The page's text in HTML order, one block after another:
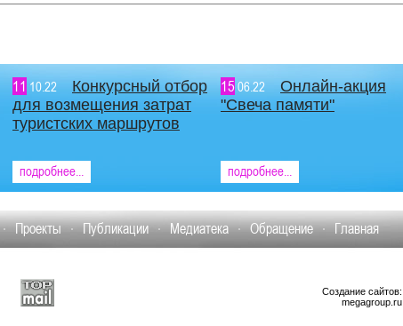
11 10.22
Конкурсный отбор
для возмещения затрат
туристских маршрутов
подробнее...
1506.22
Онлайн-акция
"Свеча памяти"
подробнее...
Проекты Публикации Медиатека Обращение Главная
Создание сайтов:
megagroup.ru